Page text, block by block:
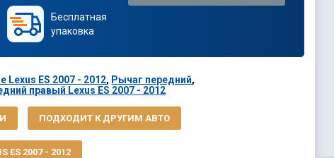
Бесплатная
упаковка
Lexus ES 2007 - 2012, Рычаг передний,
правый Lexus ES 2007 - 2012
ПОДХОДИТ К ДРУГИМ АВТО
ES 2007 - 2012